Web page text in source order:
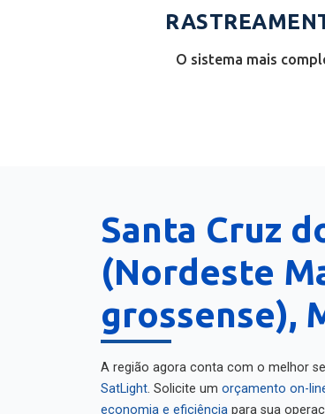
O sistema mais
Santa Cruz
(Nordeste
grossense),
A região agora conta com o melhor
SatLight
. Solicite um orçamento on-line
economia e eficiência
para sua